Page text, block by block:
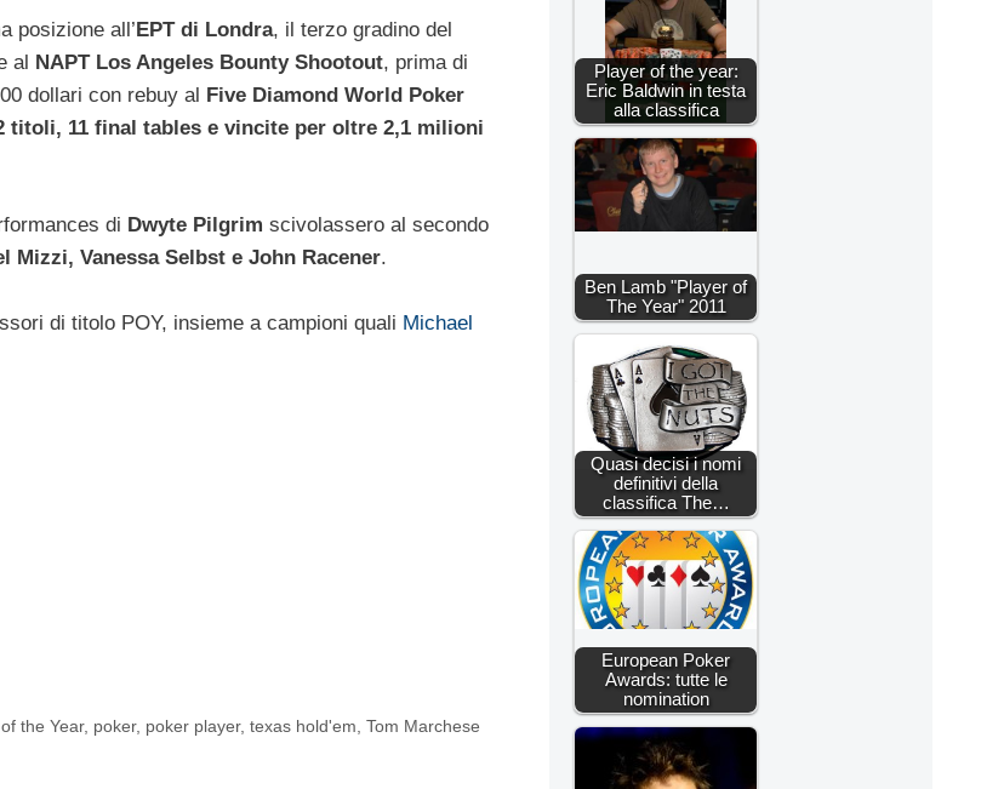
posizione all’ EPT di Londra, il terzo gradino del
al NAPT Los Angeles Bounty Shootout, prima di
dollari con rebuy al Five Diamond World Poker
titoli, 11 final tables e vincite per oltre 2,1 milioni
di Dwyte Pilgrim scivolassero al secondo
Mizzi, Vanessa Selbst e John Racener.
di titolo POY, insieme a campioni quali Michael
the Year, poker, poker player,texas hold'em ,Tom Marchese
Player of the year:
Eric Baldwin in testa
alla classifica
Ben Lamb "Player of
The Year" 2011
Quasi decisi i nomi
definitivi della
classifica The…
European Poker
Awards: tutte le
nomination